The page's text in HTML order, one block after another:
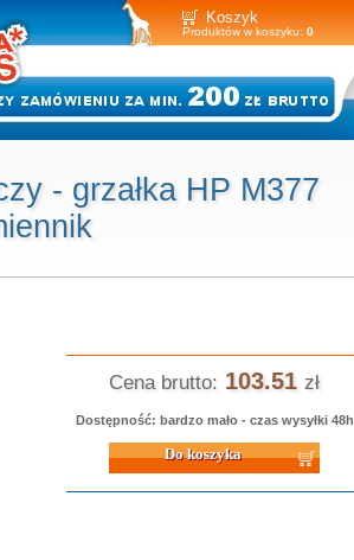
Koszyk
Produktów w koszyku: 0
- grzałka HP M377
Cena brutto: 103.51 zł
Dostępność: bardzo mało - czas wysyłki 48h
Do koszyka